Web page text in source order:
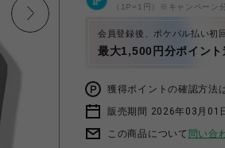
（1P=1円）※キャンペーン
会員登録後、ポケパル払い初
最大1,500円分ポイント
獲得ポイントの確認方法
販売期間 2026年03月01
この商品について 問い合